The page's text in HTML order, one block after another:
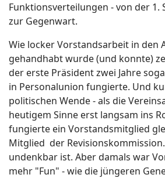
Funktionsverteilungen - von der 1.
zur Gegenwart.
Wie locker Vorstandsarbeit in den
gehandhabt wurde (und konnte)
der erste Präsident zwei Jahre
in Personalunion fungierte. Und
politischen Wende - als die
heutigem Sinne erst langsam ins
fungierte ein Vorstandsmitglied
Mitglied der
undenkbar ist. Aber damals war
mehr "Fun" - wie die jüngeren